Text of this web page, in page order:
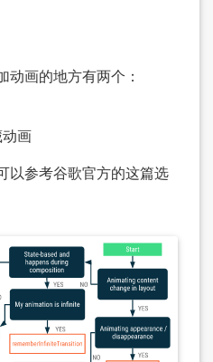
动画的地方有两个：
画
以参考谷歌官方的这篇选